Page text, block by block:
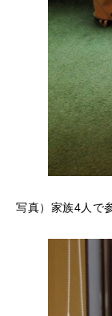
写真）家族4人で